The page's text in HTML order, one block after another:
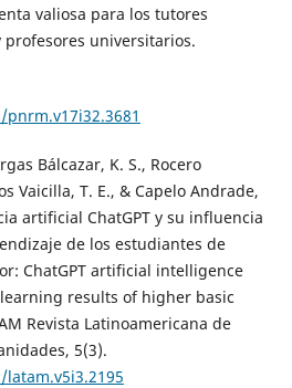
valiosa para los tutores
universitarios.
Bálcazar, K. S., Rocero
Vaicilla, T. E., & Capelo Andrade,
artificial ChatGPT y su influencia
de los estudiantes de
ChatGPT artificial intelligence
results of higher basic
Revista Latinoamericana de
5(3).